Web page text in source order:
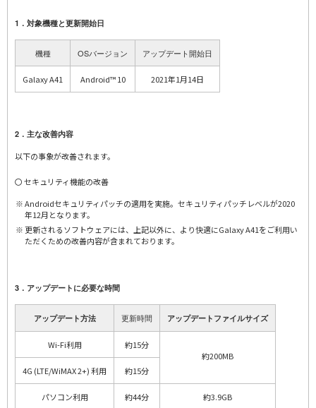
1．対象機種と更新開始日
機種 OSバージョン アップデート開始日
Galaxy A41 Android™ 10 2021年1月14日
2．主な改善内容
以下の事象が改善されます。
〇 セキュリティ機能の改善
Androidセキュリティパッチの適用を実施。セキュリティパッチレベルが2020
年12月となります。
更新されるソフトウェアには、上記以外に、より快適にGalaxy A41をご利用い
ただくための改善内容が含まれております。
3．アップデートに必要な時間
アップデート方法 更新時間 アップデートファイルサイズ
Wi-Fi利用
約15分
約200MB
4G (LTE/WiMAX 2+) 利用
約15分
パソコン利用 約44分 約3.9GB